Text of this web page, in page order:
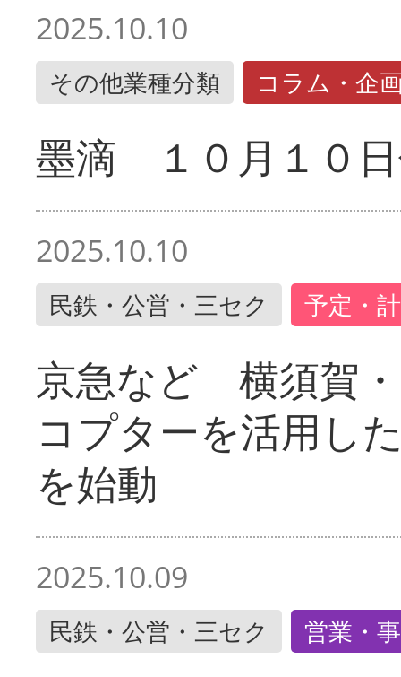
2025.10.10
その他業種分類 コラム・企
墨滴 １０月１０
2025.10.10
民鉄・公営・三セク 予定・
京急など 横須賀
コプターを活用し
を始動
2025.10.09
民鉄・公営・三セク 営業・